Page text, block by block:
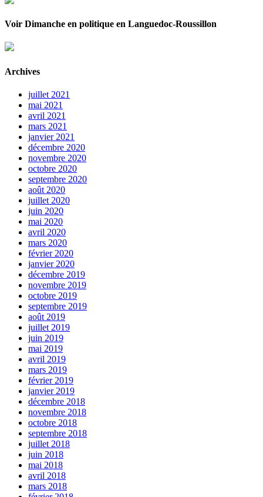
Voir Dimanche en politique en Languedoc-Roussillon
Archives
juillet 2021
mai 2021
avril 2021
mars 2021
janvier 2021
décembre 2020
novembre 2020
octobre 2020
septembre 2020
août 2020
juillet 2020
juin 2020
mai 2020
avril 2020
mars 2020
février 2020
janvier 2020
décembre 2019
novembre 2019
octobre 2019
septembre 2019
août 2019
juillet 2019
juin 2019
mai 2019
avril 2019
mars 2019
février 2019
janvier 2019
décembre 2018
novembre 2018
octobre 2018
septembre 2018
juillet 2018
juin 2018
mai 2018
avril 2018
mars 2018